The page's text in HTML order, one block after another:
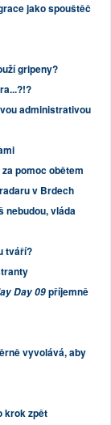
jako spouštěč
gripeny?
administrativou
pomoc obětem
v Brdech
nebudou, vláda
tváří?
Day 09příjemně
vyvolává, aby
krok zpět